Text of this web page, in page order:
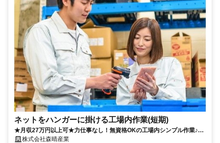
ネットをハンガーに掛ける工場内作業(短期)
★月収27万円以上可★力仕事なし！無資格OKの工場内シンプル作業♪土
日祝休み＋大型連休あり
株式会社森晴産業